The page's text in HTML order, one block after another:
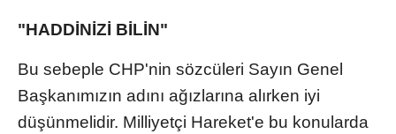
"HADDİNİZİ BİLİN"
Bu sebeple CHP'nin sözcüleri Sayın Genel
Başkanımızın adını ağızlarına alırken iyi
düşünmelidir. Milliyetçi Hareket'e bu konularda